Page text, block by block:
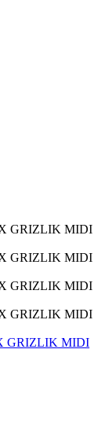
GRIZLIK MIDI